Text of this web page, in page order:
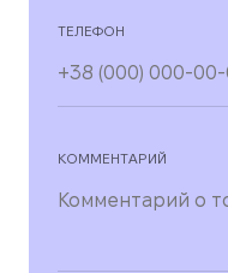
ТЕЛЕФОН
КОММЕНТАРИЙ